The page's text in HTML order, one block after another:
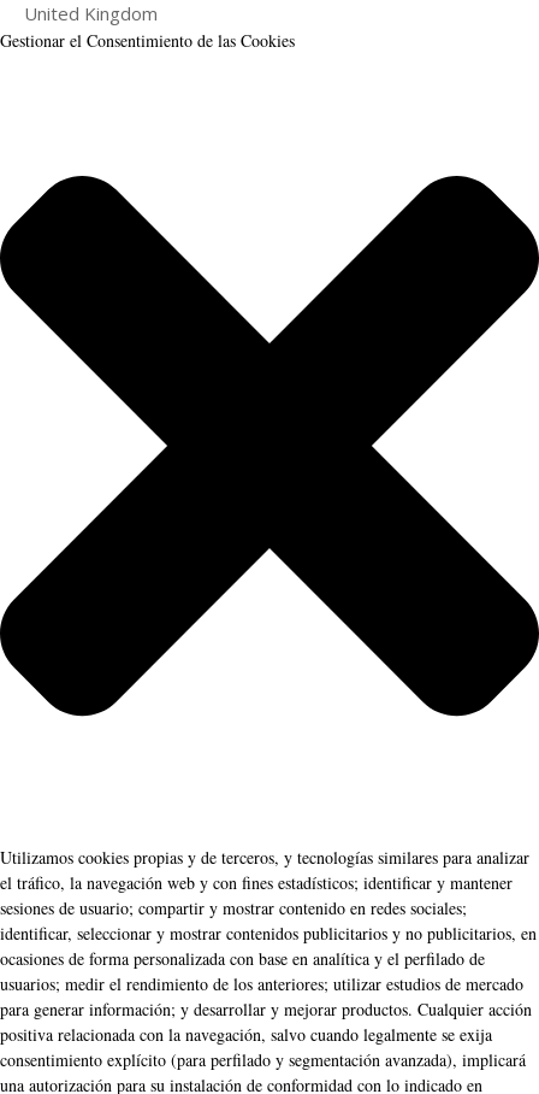
United Kingdom
Gestionar el Consentimiento de las Cookies
Utilizamos cookies propias y de terceros, y tecnologías similares para analizar
el tráfico, la navegación web y con fines estadísticos; identificar y mantener
sesiones de usuario; compartir y mostrar contenido en redes sociales;
identificar, seleccionar y mostrar contenidos publicitarios y no publicitarios, en
ocasiones de forma personalizada con base en analítica y el perfilado de
usuarios; medir el rendimiento de los anteriores; utilizar estudios de mercado
para generar información; y desarrollar y mejorar productos. Cualquier acción
positiva relacionada con la navegación, salvo cuando legalmente se exija
consentimiento explícito (para perfilado y segmentación avanzada), implicará
una autorización para su instalación de conformidad con lo indicado en